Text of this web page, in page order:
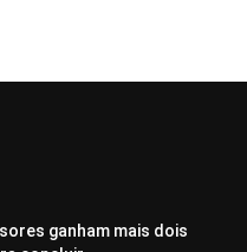
ganham mais dois